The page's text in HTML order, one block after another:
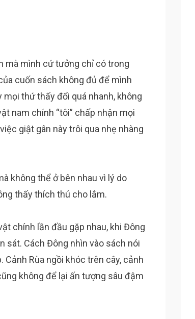
mà mình cứ tưởng chỉ có trong
cuốn sách không đủ để mình
thứ thấy đổi quá nhanh, không
nam chính “tôi” chấp nhận mọi
giật gân này trôi qua nhẹ nhàng
không thể ở bên nhau vì lý do
thấy thích thú cho lắm.
chính lần đầu gặp nhau, khi Đông
sát. Cách Đông nhìn vào sách nói
Rùa ngồi khóc trên cây, cảnh
không để lại ấn tượng sâu đậm